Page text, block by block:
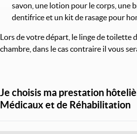
savon, une lotion pour le corps, une
dentifrice et un kit de rasage pour
Lors de votre départ, le linge de toilette
chambre, dans le cas contraire il vous
Je choisis ma prestation
Médicaux et de Réhabilitation